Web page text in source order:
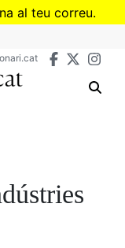
al teu correu.